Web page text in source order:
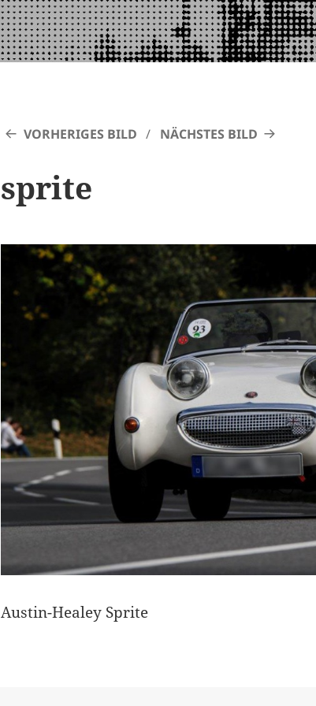
VORHERIGES BILD NÄCHSTES BILD
sprite
Austin-Healey Sprite